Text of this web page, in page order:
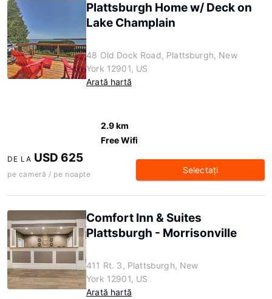
Plattsburgh Home w/ Deck on
Lake Champlain
48 Old Dock Road, Plattsburgh, New
York 12901, US
Arată hartă
2.9 km
Free Wifi
DE LA USD 625
pe cameră / pe noapte Selectaţi
Comfort Inn & Suites
Plattsburgh - Morrisonville
411 Rt. 3, Plattsburgh, New
York 12901, US
Arată hartă